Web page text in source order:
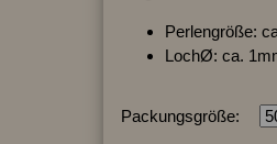
Perlengröße:
LochØ: ca.
Packungsgröße: